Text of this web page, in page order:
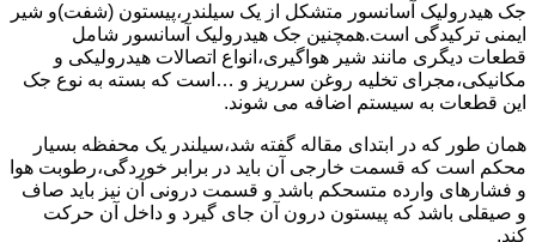
جک هیدرولیک آسانسور متشکل از یک سیلندر،پیستون (شفت)و شیر
ایمنی ترکیدگی است.همچنین جک هیدرولیک آسانسور شامل
قطعات دیگری مانند شیر هواگیری،انواع اتصالات هیدرولیکی و
مکانیکی،مجرای تخلیه روغن سرریز و …است که بسته به نوع جک
این قطعات به سیستم اضافه می شوند.
همان طور که در ابتدای مقاله گفته شد،سیلندر یک محفظه بسیار
محکم است که قسمت خارجی آن باید در برابر خوردگی،رطوبت هوا
و فشارهای وارده متسحکم باشد و قسمت درونی آن نیز باید صاف
و صیقلی باشد که پیستون درون آن جای گیرد و داخل آن حرکت
کند.